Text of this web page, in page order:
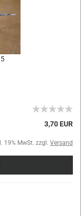
3,70 EUR
19% MwSt. zzgl. Versand